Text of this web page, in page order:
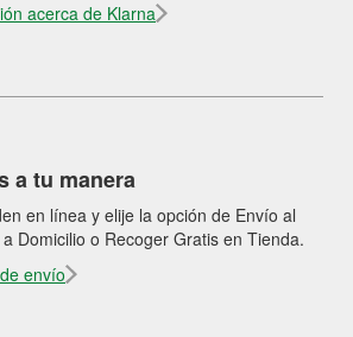
acerca de Klarna
a tu manera
en línea y elije la opción de Envío al
Domicilio o Recoger Gratis en Tienda.
envío